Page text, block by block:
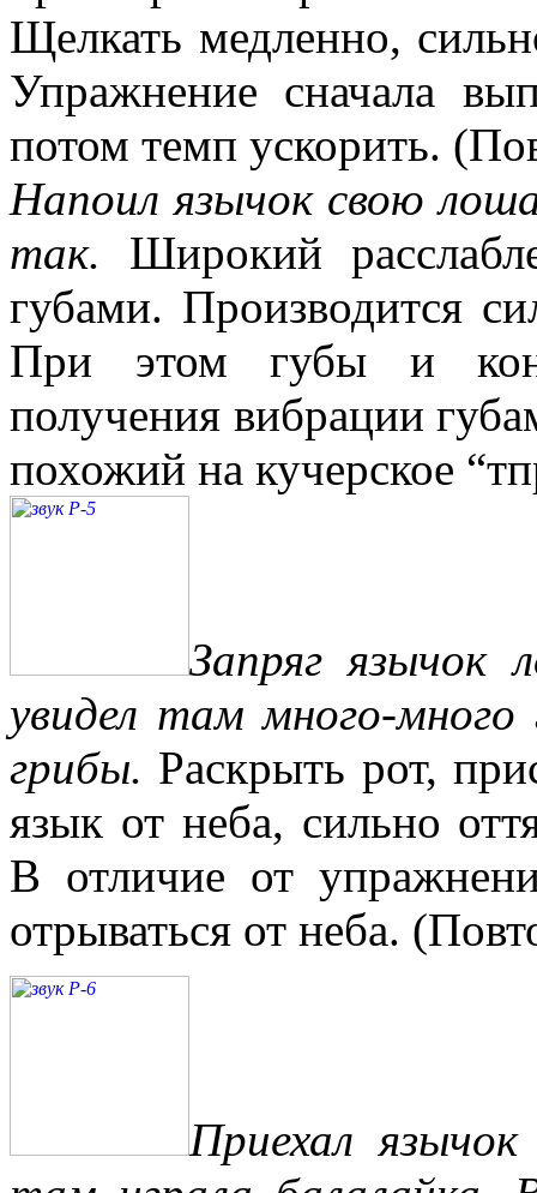
Щелкать медленно,
Упражнение сначала
потом темп ускорить.
Напоил язычок свою
так. Широкий
губами. Производится
При этом губы и
получения вибрации
похожий на кучерское
Запряг язычок
увидел там много-
грибы. Раскрыть рот,
язык от неба, сильно
В отличие от
отрываться от неба.
Приехал